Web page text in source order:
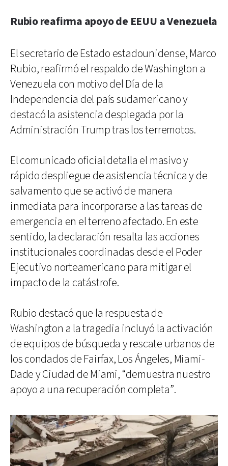
Rubio reafirma apoyo de EEUU a Venezuela
El secretario de Estado estadounidense, Marco
Rubio, reafirmó el respaldo de Washington a
Venezuela con motivo del Día de la
Independencia del país sudamericano y
destacó la asistencia desplegada por la
Administración Trump tras los terremotos.
El comunicado oficial detalla el masivo y
rápido despliegue de asistencia técnica y de
salvamento que se activó de manera
inmediata para incorporarse a las tareas de
emergencia en el terreno afectado. En este
sentido, la declaración resalta las acciones
institucionales coordinadas desde el Poder
Ejecutivo norteamericano para mitigar el
impacto de la catástrofe.
Rubio destacó que la respuesta de
Washington a la tragedia incluyó la activación
de equipos de búsqueda y rescate urbanos de
los condados de Fairfax, Los Ángeles, Miami-
Dade y Ciudad de Miami, “demuestra nuestro
apoyo a una recuperación completa”.